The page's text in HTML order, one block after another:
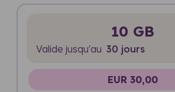
10 GB
Valide jusqu'au 30 jours
EUR 30,00